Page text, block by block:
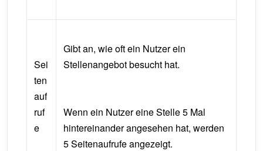
Sei
ten
auf
ruf
e
Gibt an, wie oft ein Nutzer ein
Stellenangebot besucht hat.
Wenn ein Nutzer eine Stelle 5 Mal
hintereinander angesehen hat, werden
5 Seitenaufrufe angezeigt.